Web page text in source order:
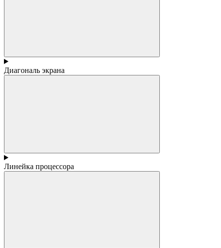
Диагональ экрана
Линейка процессора